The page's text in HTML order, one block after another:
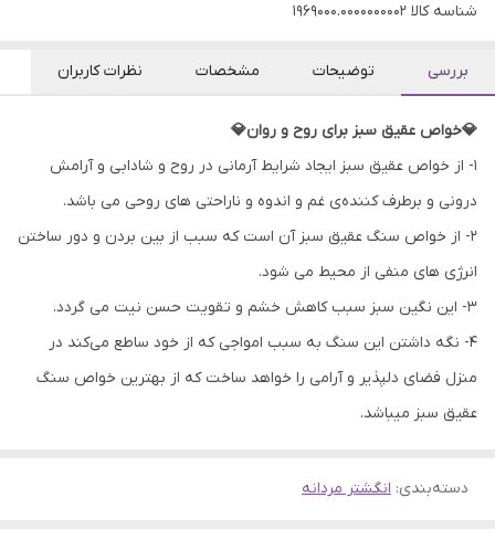
شناسه کالا 1969000.0000000002
بررسی توضیحات مشخصات نظرات کاربران
💎خواص عقیق سبز برای روح و روان💎
۱- از خواص عقیق سبز ایجاد شرایط آرمانی در روح و شادابی و آرامش
درونی و برطرف کننده‌ی غم و اندوه و ناراحتی های روحی می باشد.
۲- از خواص سنگ عقیق سبز آن است که سبب از بین بردن و دور ساختن
انرژی های منفی از محیط می شود.
۳- این نگین سبز سبب کاهش خشم و تقویت حسن نیت می گردد.
۴- نگه داشتن این سنگ به سبب امواجی که از خود ساطع می‌کند در
منزل فضای دلپذیر و آرامی را خواهد ساخت که از بهترین خواص سنگ
عقیق سبز میباشد.
دسته‌بندی: انگشتر مردانه